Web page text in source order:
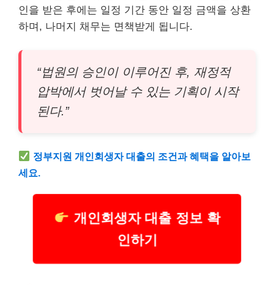
인을 받은 후에는 일정 기간 동안 일정 금액을 상환
하며, 나머지 채무는 면책받게 됩니다.
“법원의 승인이 이루어진 후, 재정적
압박에서 벗어날 수 있는 기획이 시작
된다.”
정부지원 개인회생자 대출의 조건과 혜택을 알아보
세요.
개인회생자 대출 정보 확
인하기